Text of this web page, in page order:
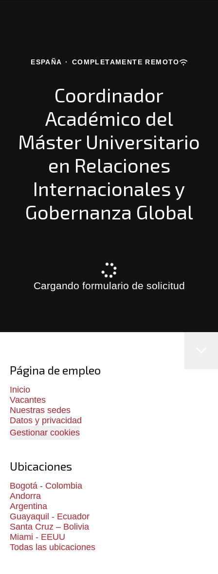
ESPAÑA · COMPLETAMENTE REMOTO
Coordinador
Académico del
Máster Universitario
en Relaciones
Internacionales y
Gobernanza Global
Cargando formulario de solicitud
Página de empleo
Inicio
Vacantes
Nuestras sedes
Datos y privacidad
Gestionar cookies
Ubicaciones
Bogotá - Colombia
Andorra
Argentina
Guayaquil - Ecuador
Santa Cruz – Bolivia
Miami - EEUU
Todas las ubicaciones